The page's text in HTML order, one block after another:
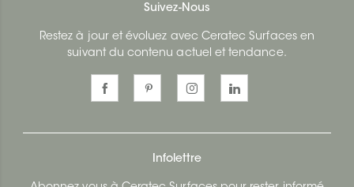
Suivez-Nous
Restez à jour et évoluez avec Ceratec Surfaces en
suivant du contenu actuel et tendance.
Infolettre